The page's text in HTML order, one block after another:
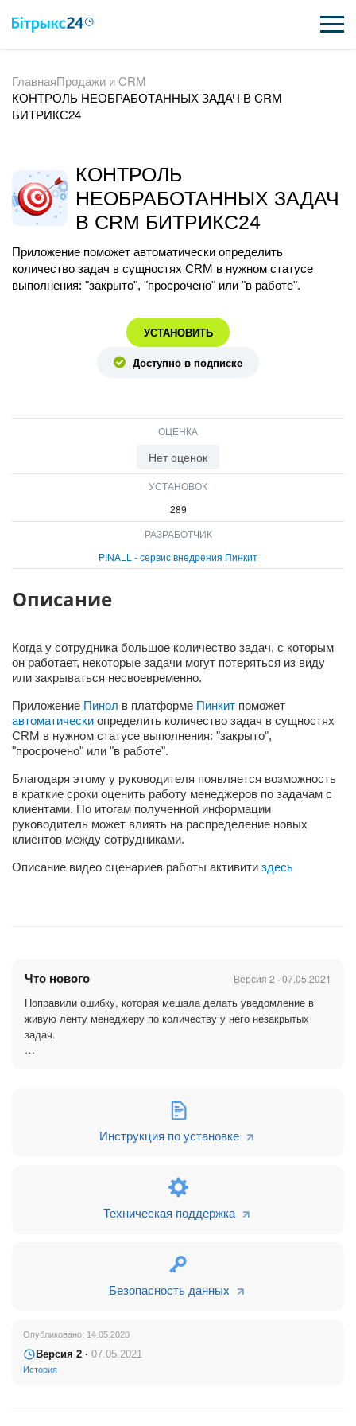
ВОЗМОЖНОСТИ
ЦЕНЫ
ВНЕДРЕНИЕ
ПОЛЕЗНОЕ
ПОДДЕРЖКА
ПОЛУЧИТЬ БЕСПЛАТНО
ВХОД
ГлавнаяПродажи и CRM
КОНТРОЛЬ НЕОБРАБОТАННЫХ ЗАДАЧ В CRM
БИТРИКС24
КОНТРОЛЬ
НЕОБРАБОТАННЫХ ЗАДАЧ
В CRM БИТРИКС24
Приложение поможет автоматически определить
количество задач в сущностях СRM в нужном статусе
выполнения: "закрыто", "просрочено" или "в работе".
УСТАНОВИТЬ
Доступно в подписке
ОЦЕНКА
Нет оценок
УСТАНОВОК
289
РАЗРАБОТЧИК
PINALL - сервис внедрения Пинкит
Описание
Когда у сотрудника большое количество задач, с которым
он работает, некоторые задачи могут потеряться из виду
или закрываться несвоевременно.
Приложение Пинол в платформе Пинкит поможет
автоматически определить количество задач в сущностях
СRM в нужном статусе выполнения: "закрыто",
"просрочено" или "в работе".
Благодаря этому у руководителя появляется возможность
в краткие сроки оценить работу менеджеров по задачам с
клиентами. По итогам полученной информации
руководитель может влиять на распределение новых
клиентов между сотрудниками.
Описание видео сценариев работы активити здесь
Что нового Версия 2 · 07.05.2021
Поправили ошибку, которая мешала делать уведомление в
живую ленту менеджеру по количеству у него незакрытых
задач.
распределением Лидов менеджерам.
Инструкция по установке
Техническая поддержка
Безопасность данных
Опубликовано: 14.05.2020
Версия 2 · 07.05.2021
История